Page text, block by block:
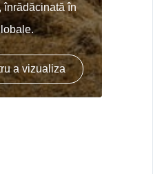
înrădăcinată în
a vizualiza